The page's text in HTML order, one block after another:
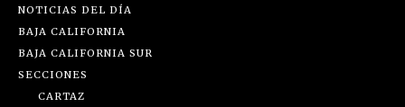
NOTICIAS DEL DÍA
BAJA CALIFORNIA
BAJA CALIFORNIA SUR
SECCIONES
CARTAZ